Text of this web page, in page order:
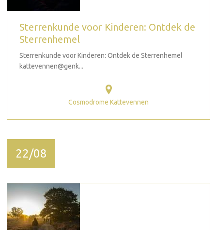
Sterrenkunde voor Kinderen: Ontdek de
Sterrenhemel
Sterrenkunde voor Kinderen: Ontdek de Sterrenhemel
kattevennen@genk...
Cosmodrome Kattevennen
22/08